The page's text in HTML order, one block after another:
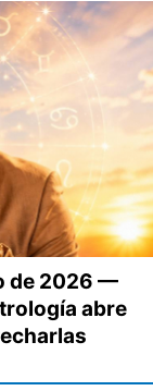
de 2026 —
abre